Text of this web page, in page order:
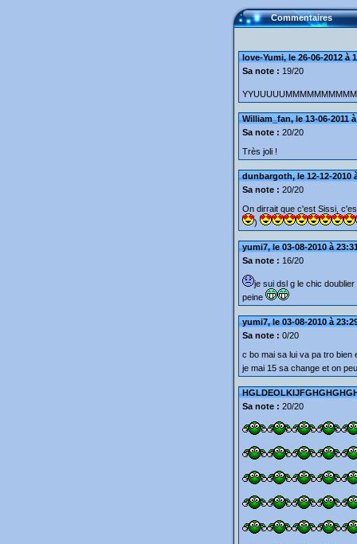
Commentaires
love-Yumi, le 26-06-2012 à
Sa note : 19/20
William_fan, le 13-06-2011
Sa note : 20/20
Très joli !
dunbargoth, le 12-12-2010
Sa note : 20/20
On dirrait que c'est Sissi,
)
yumi7, le 03-08-2010 à
Sa note : 16/20
je sui dsl g le chic
peine
yumi7, le 03-08-2010 à
Sa note : 0/20
c bo mai sa lui va pa tro bien
je mai 15 sa change et on
Sa note : 20/20